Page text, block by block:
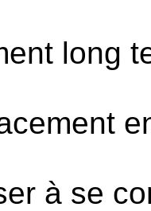
long
à se